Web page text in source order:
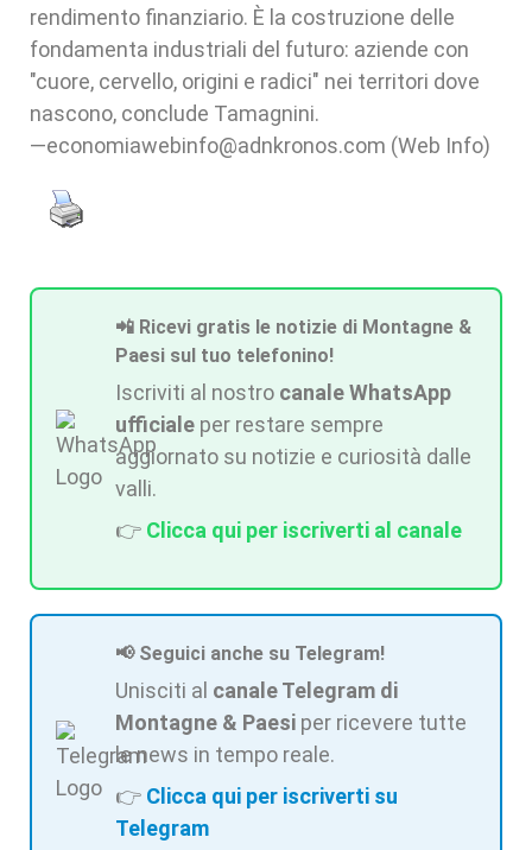
rendimento finanziario. È la costruzione delle
fondamenta industriali del futuro: aziende con
"cuore, cervello, origini e radici" nei territori dove
nascono, conclude Tamagnini.
—economiawebinfo@adnkronos.com (Web Info)
📲 Ricevi gratis le notizie di Montagne &
Paesi sul tuo telefonino!
Iscriviti al nostro canale WhatsApp
ufficiale per restare sempre
aggiornato su notizie e curiosità dalle
valli.
👉 Clicca qui per iscriverti al canale
📢 Seguici anche su Telegram!
Unisciti al canale Telegram di
Montagne & Paesi per ricevere tutte
le news in tempo reale.
👉 Clicca qui per iscriverti su
Telegram